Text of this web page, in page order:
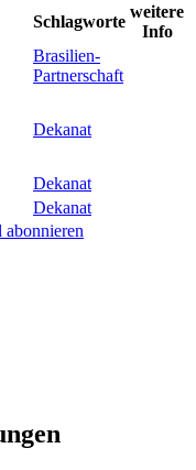
Schlagworte
weitere
Info
Brasilien-
Partnerschaft
Dekanat
Dekanat
Dekanat